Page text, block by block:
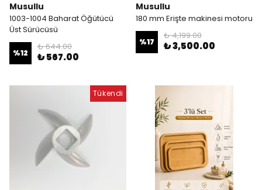
Musullu
1003-1004 Baharat Öğütücü
Üst Sürücüsü
%12
₺ 644.00
₺ 567.00
Musullu
180 mm Erişte makinesi motoru
%17
₺ 4,199.00
₺ 3,500.00
Tükendi